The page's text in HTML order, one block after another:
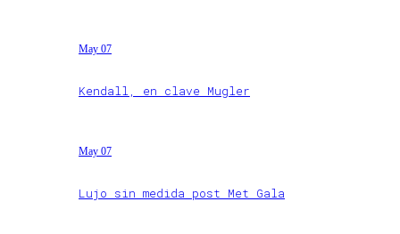
May 07
Kendall, en clave Mugler
May 07
Lujo sin medida post Met Gala